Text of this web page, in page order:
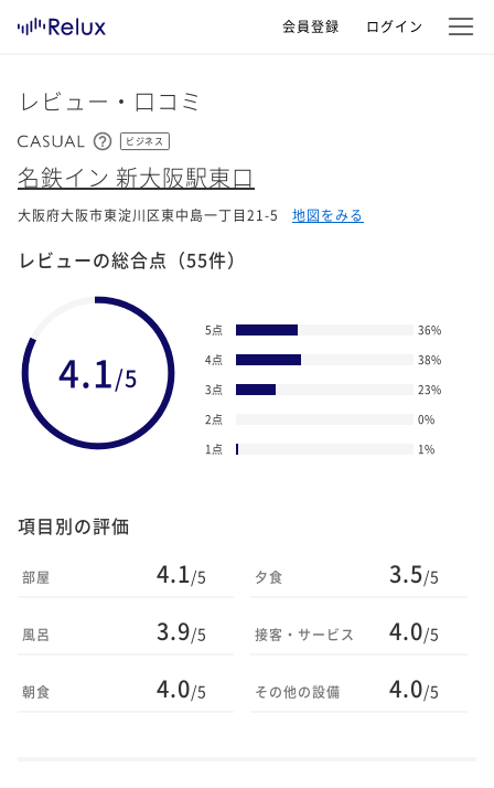
会員登録 ログイン
レビュー・口コミ
ビジネス
名鉄イン 新大阪駅東口
大阪府大阪市東淀川区東中島一丁目21-5 地図をみる
レビューの総合点 （55件）
4.1/5
5点 36%
4点
38%
3点
23%
2点
0%
1点
1%
項目別の評価
部屋 4.1/5
風呂 3.9/5
朝食 4.0/5
夕食 3.5/5
接客・サービス 4.0/5
その他の設備 4.0/5